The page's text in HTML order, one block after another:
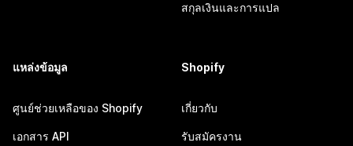
สกุลเงินและการแปล
แหล่งข้อมูล
ศูนย์ช่วยเหลือของ Shopify
เอกสาร API
Shopify
เกี่ยวกับ
รับสมัครงาน